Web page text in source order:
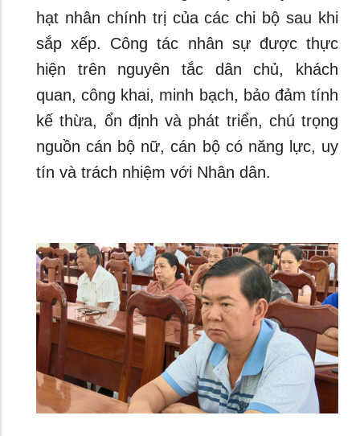
hạt nhân chính trị của các chi bộ sau khi
sắp xếp. Công tác nhân sự được thực
hiện trên nguyên tắc dân chủ, khách
quan, công khai, minh bạch, bảo đảm tính
kế thừa, ổn định và phát triển, chú trọng
nguồn cán bộ nữ, cán bộ có năng lực, uy
tín và trách nhiệm với Nhân dân.